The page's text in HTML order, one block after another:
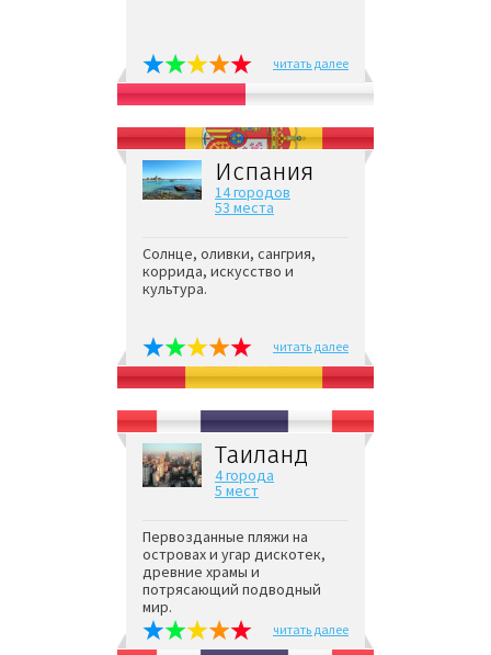
читать далее
Испания
14 городов
53 места
Солнце, оливки, сангрия,
коррида, искусство и
культура.
читать далее
Таиланд
4 города
5 мест
Первозданные пляжи на
островах и угар дискотек,
древние храмы и
потрясающий подводный
мир.
читать далее